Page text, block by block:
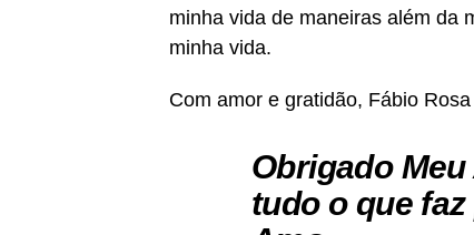
minha vida de maneiras além da
minha vida.
Com amor e gratidão, Fábio Rosa
Obrigado
tudo o que